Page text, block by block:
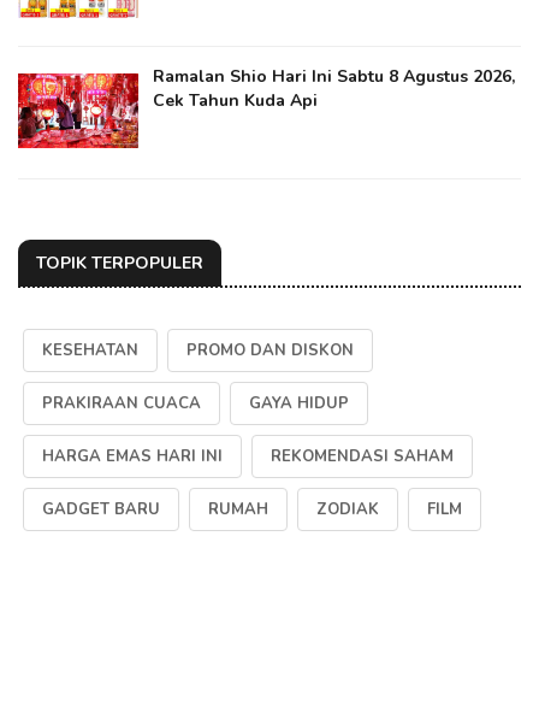
Ramalan Shio Hari Ini Sabtu 8 Agustus 2026,
Cek Tahun Kuda Api
TOPIK TERPOPULER
KESEHATAN PROMO DAN DISKON
PRAKIRAAN CUACA GAYA HIDUP
HARGA EMAS HARI INI REKOMENDASI SAHAM
GADGET BARU RUMAH ZODIAK FILM